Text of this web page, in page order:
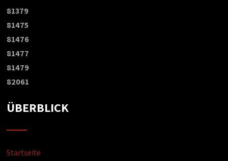
81379
81475
81476
81477
81479
82061
ÜBERBLICK
Startseite